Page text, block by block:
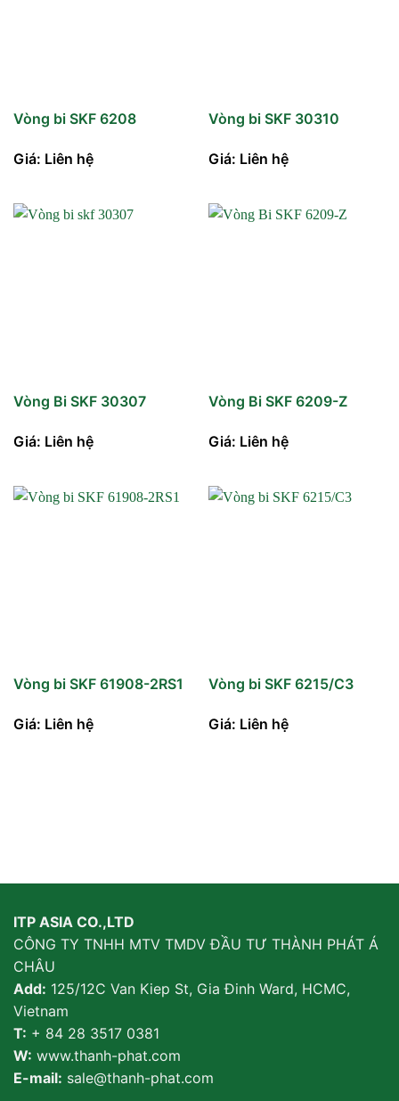
Vòng bi SKF 6208
Giá: Liên hệ
Vòng bi SKF 30310
Giá: Liên hệ
Vòng Bi SKF 30307
Giá: Liên hệ
Vòng Bi SKF 6209-Z
Giá: Liên hệ
Vòng bi SKF 61908-2RS1
Giá: Liên hệ
Vòng bi SKF 6215/C3
Giá: Liên hệ
ITP ASIA CO.,LTD
CÔNG TY TNHH MTV TMDV ĐẦU TƯ THÀNH PHÁT Á
CHÂU
Add: 125/12C Van Kiep St, Gia Đinh Ward, HCMC,
Vietnam
T: + 84 28 3517 0381
W: www.thanh-phat.com
E-mail: sale@thanh-phat.com